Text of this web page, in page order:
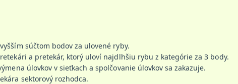
súčtom bodov za ulovené ryby.
a pretekár, ktorý uloví najdlhšiu rybu z kategórie za 3 body.
úlovkov v sieťkach a spolčovanie úlovkov sa zakazuje.
sektorový rozhodca.